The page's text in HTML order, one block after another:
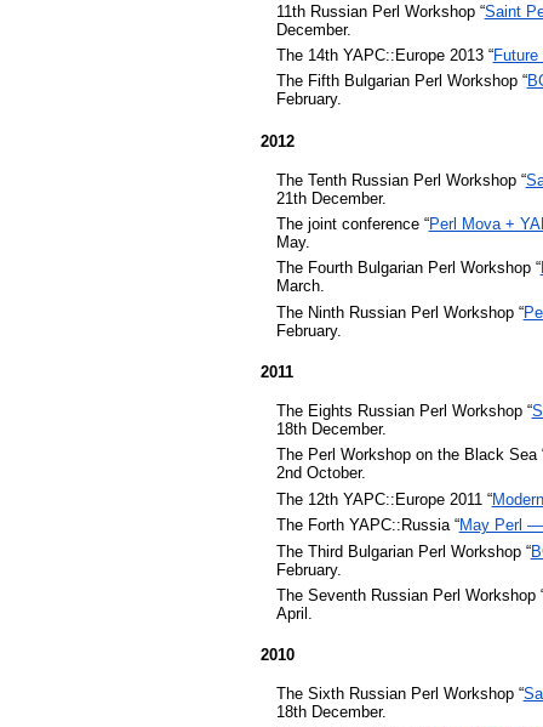
11th Russian Perl Workshop “Saint
December.
The 14th YAPC::Europe 2013 “Future
The Fifth Bulgarian Perl Workshop “
February.
2012
The Tenth Russian Perl Workshop “
21th December.
The joint conference “Perl Mova +
May.
The Fourth Bulgarian Perl Workshop “
March.
The Ninth Russian Perl Workshop “
February.
2011
The Eights Russian Perl Workshop “
18th December.
The Perl Workshop on the Black Sea
2nd October.
The 12th YAPC::Europe 2011 “
The Forth YAPC::Russia “May Perl
The Third Bulgarian Perl Workshop “
February.
The Seventh Russian Perl Workshop
April.
2010
The Sixth Russian Perl Workshop “
18th December.